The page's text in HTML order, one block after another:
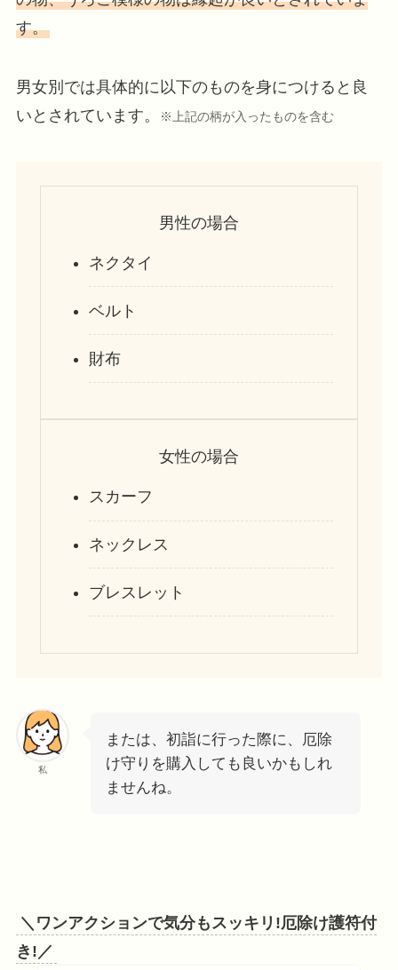
す。
男女別では具体的に以下のものを身につけると良
いとされています。
※上記の柄が入ったものを含む
男性の場合
ネクタイ
ベルト
財布
女性の場合
スカーフ
ネックレス
ブレスレット
私
または、初詣に行った際に、厄除
け守りを購入しても良いかもしれ
ませんね。
＼ワンアクションで気分もスッキリ!厄除け護符付
き!／